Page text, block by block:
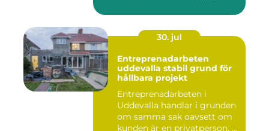
30. jul
Entreprenadarbeten
uddevalla stabil grund för
hållbara projekt
Entreprenadarbeten i
Uddevalla handlar i grunden
om samma sak oavsett om
kunden är en privatperson, ...